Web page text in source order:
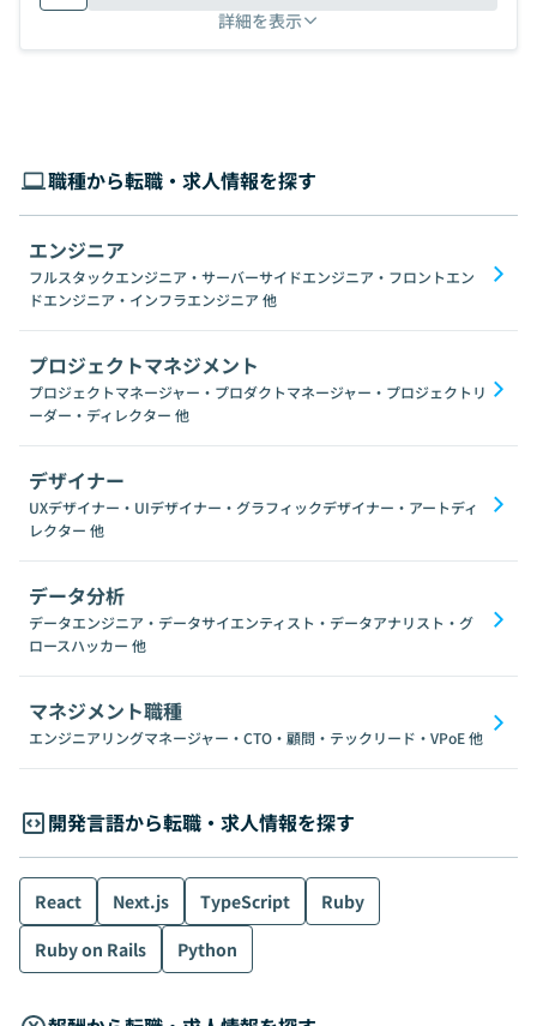
詳細を表示
職種から転職・求人情報を探す
エンジニア
フルスタックエンジニア・サーバーサイドエンジニア・フロントエン
ドエンジニア・インフラエンジニア 他
プロジェクトマネジメント
プロジェクトマネージャー・プロダクトマネージャー・プロジェクトリ
ーダー・ディレクター 他
デザイナー
UXデザイナー・UIデザイナー・グラフィックデザイナー・アートディ
レクター 他
データ分析
データエンジニア・データサイエンティスト・データアナリスト・グ
ロースハッカー 他
マネジメント職種
エンジニアリングマネージャー・CTO・顧問・テックリード・VPoE他
開発言語から転職・求人情報を探す
React Next.js TypeScript
Ruby
Ruby on Rails
Python